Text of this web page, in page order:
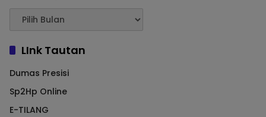
LInk Tautan
Dumas Presisi
Sp2Hp Online
E-TILANG